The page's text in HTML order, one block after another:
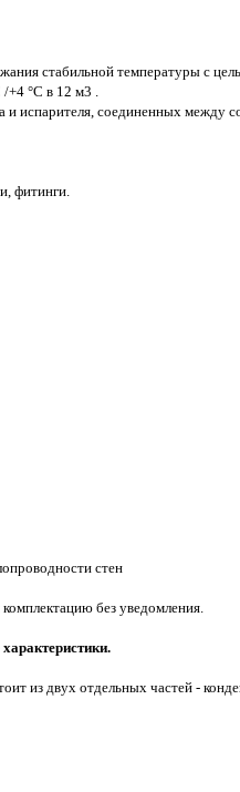
стабильной температуры с
+4 °C в 12 м3 .
и испарителя, соединенных между
фитинги.
стен
без уведомления.
из двух отдельных частей -